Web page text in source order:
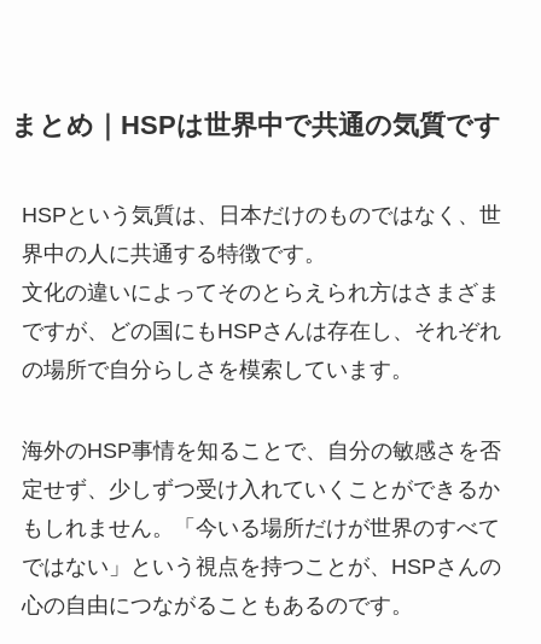
まとめ｜HSPは世界中で共通の気質です
HSPという気質は、日本だけのものではなく、世
界中の人に共通する特徴です。
文化の違いによってそのとらえられ方はさまざま
ですが、どの国にもHSPさんは存在し、それぞれ
の場所で自分らしさを模索しています。
海外のHSP事情を知ることで、自分の敏感さを否
定せず、少しずつ受け入れていくことができるか
もしれません。「今いる場所だけが世界のすべて
ではない」という視点を持つことが、HSPさんの
心の自由につながることもあるのです。